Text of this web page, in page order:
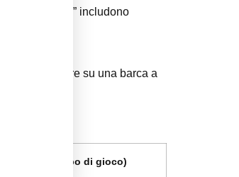
vibe” includono
rosato.
di essere su una barca a
medio (tempo di gioco)